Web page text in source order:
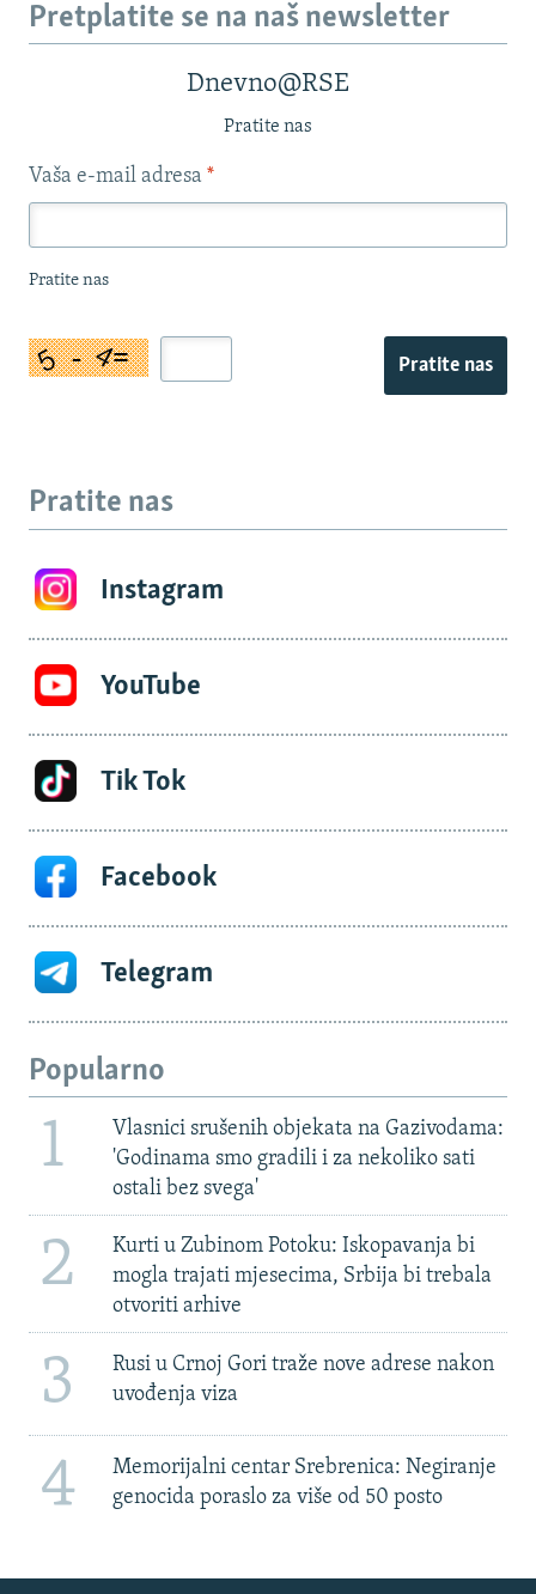
Pretplatite se na naš newsletter
Dnevno@RSE
Pratite nas
Vaša e-mail adresa *
Pratite nas
Pratite nas
Pratite nas
Instagram
YouTube
Tik Tok
Facebook
Telegram
Popularno
1
Vlasnici srušenih objekata na Gazivodama:
'Godinama smo gradili i za nekoliko sati
ostali bez svega'
2
Kurti u Zubinom Potoku: Iskopavanja bi
mogla trajati mjesecima, Srbija bi trebala
otvoriti arhive
3
Rusi u Crnoj Gori traže nove adrese nakon
uvođenja viza
4
Memorijalni centar Srebrenica: Negiranje
genocida poraslo za više od 50 posto